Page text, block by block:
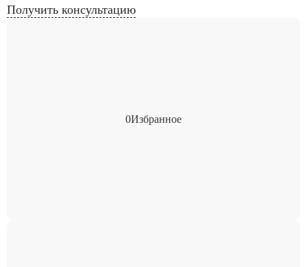
Получить консультацию
0Избранное